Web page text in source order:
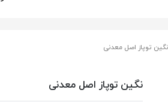
نگین توپاز اصل معدنی
نگین توپاز اصل معدنی